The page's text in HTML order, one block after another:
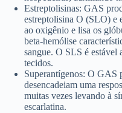
Estreptolisinas: GAS
estreptolisina O (SLO) e
ao oxigênio e lisa os
beta-hemólise
sangue. O SLS é estável
tecidos.
Superantígenos: O GAS
desencadeiam uma
muitas vezes levando à
escarlatina.